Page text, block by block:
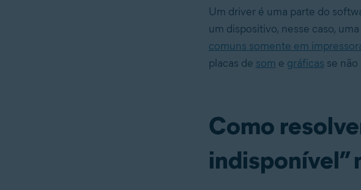
Um driveré uma parte do
um dispositivo, nesse caso,
comuns somente em
placas de som e gráficas se
Como
indisponível”